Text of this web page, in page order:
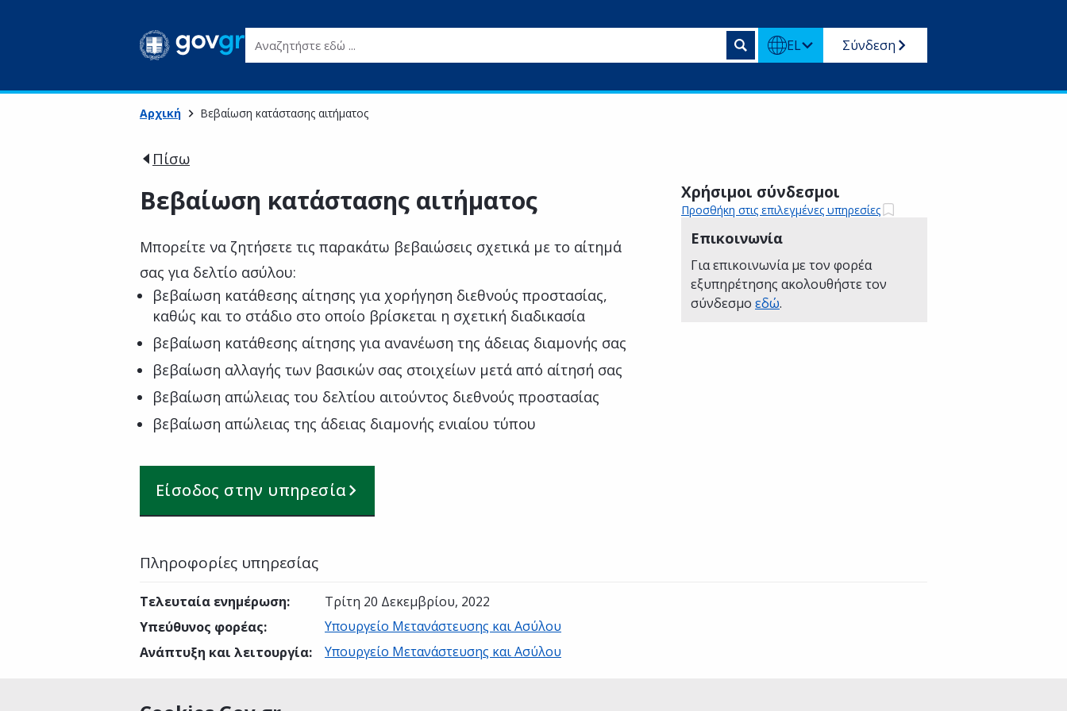
Αναζητήστε εδώ ... EL Σύνδεση
Αρχική Βεβαίωση κατάστασης αιτήματος
Πίσω
Βεβαίωση κατάστασης αιτήματος
Μπορείτε να ζητήσετε τις παρακάτω βεβαιώσεις σχετικά με το αίτημά
σας για δελτίο ασύλου:
βεβαίωση κατάθεσης αίτησης για χορήγηση διεθνούς προστασίας,
καθώς και το στάδιο στο οποίο βρίσκεται η σχετική διαδικασία
βεβαίωση κατάθεσης αίτησης για ανανέωση της άδειας διαμονής σας
βεβαίωση αλλαγής των βασικών σας στοιχείων μετά από αίτησή σας
βεβαίωση απώλειας του δελτίου αιτούντος διεθνούς προστασίας
βεβαίωση απώλειας της άδειας διαμονής ενιαίου τύπου
Είσοδος στην υπηρεσία
Χρήσιμοι σύνδεσμοι
Προσθήκη στις επιλεγμένες υπηρεσίες
Επικοινωνία
Για επικοινωνία με τον φορέα
εξυπηρέτησης ακολουθήστε τον
σύνδεσμο εδώ.
Πληροφορίες υπηρεσίας
Τελευταία ενημέρωση:
Τρίτη 20 Δεκεμβρίου, 2022
Υπεύθυνος φορέας:
Υπουργείο Μετανάστευσης και Ασύλου
Ανάπτυξη και λειτουργία: Υπουργείο Μετανάστευσης και Ασύλου